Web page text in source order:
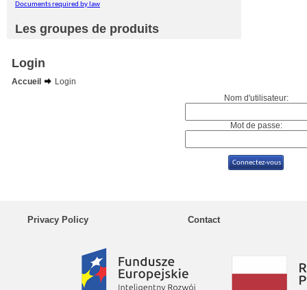
Documents required by law
Les groupes de produits
Login
Accueil
Login
Nom d'utilisateur:
Mot de passe:
Privacy Policy Contact